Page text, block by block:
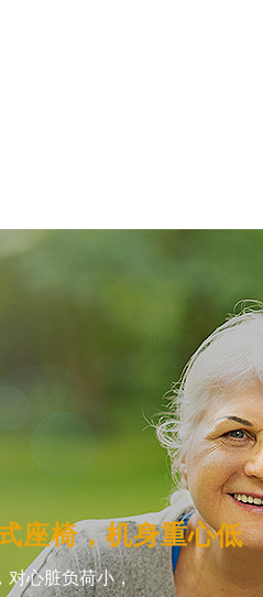
座椅，机身重心低
对心脏负荷小，